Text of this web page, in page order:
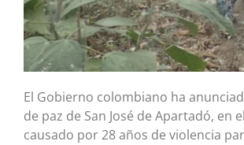
El Gobierno colombiano ha
de paz de San José de Apartadó,
causado por 28 años de violencia